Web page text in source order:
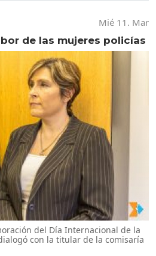
Mié 11. Mar
de las mujeres policías
del Día Internacional de la
con la titular de la comisaría